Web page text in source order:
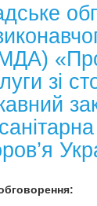
зі